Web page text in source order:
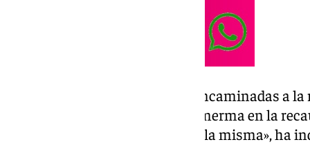
«Estas medidas, junto a otras encaminadas a
Andalucía, lejos de causar una merma en la
un incremento considerable de la misma», ha